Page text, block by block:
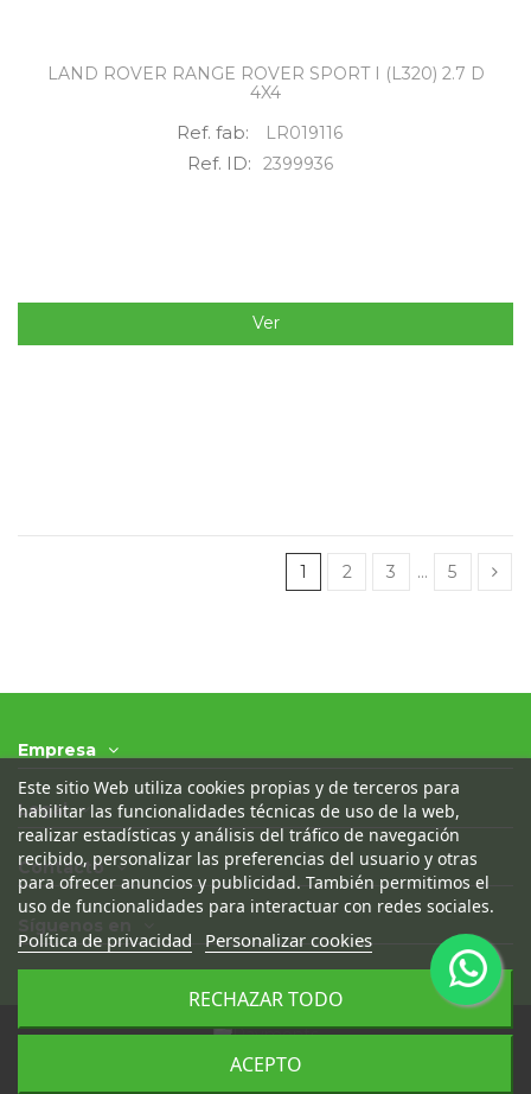
LAND ROVER RANGE ROVER SPORT I (L320) 2.7 D
4X4
Ref. fab: LR019116
Ref. ID: 2399936
Ver
1 2 3 … 5
Empresa
Legal
Contacto
Este sitio Web utiliza cookies propias y de terceros para
habilitar las funcionalidades técnicas de uso de la web,
realizar estadísticas y análisis del tráfico de navegación
recibido, personalizar las preferencias del usuario y otras
para ofrecer anuncios y publicidad. También permitimos el
uso de funcionalidades para interactuar con redes sociales.
Política de privacidad Personalizar cookies
RECHAZAR TODO
ACEPTO
© 2021 - Desguaces Olivares- Todos los derechos